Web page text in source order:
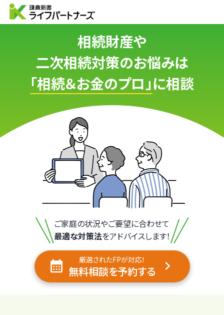
相続財産や
二次相続対策のお悩みは
「相続＆お金のプロ」に相談
ご家庭の状況やご要望に合わせて
最適な対策法をアドバイスします！
厳選されたFPが対応！
無料相談を予約する